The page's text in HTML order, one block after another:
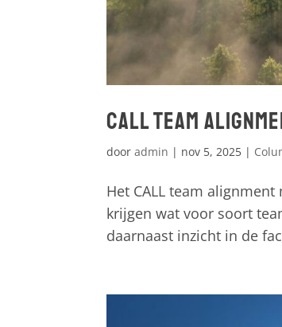
CALL Team
dooradmin | nov 5, 2025 |
Het CALL team
krijgen wat voor soort
daarnaast inzicht in de